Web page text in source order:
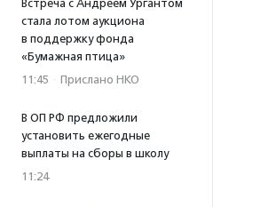
Встреча с Андреем Ургантом
стала лотом аукциона
в поддержку фонда
«Бумажная птица»
11:45 · Прислано НКО
В ОП РФ предложили
установить ежегодные
выплаты на сборы в школу
11:24